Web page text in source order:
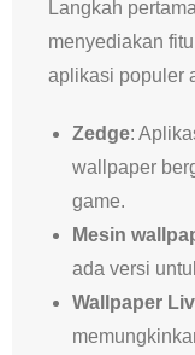
Langkah
menyediakan
aplikasi populer
Zedge:
wallpaper
game.
Mesin
ada versi
Wallpaper